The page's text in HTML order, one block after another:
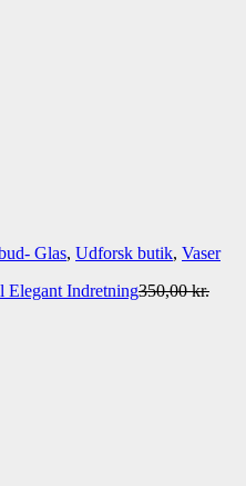
Glas, Udforsk butik, Vaser
Elegant Indretning350,00kr.